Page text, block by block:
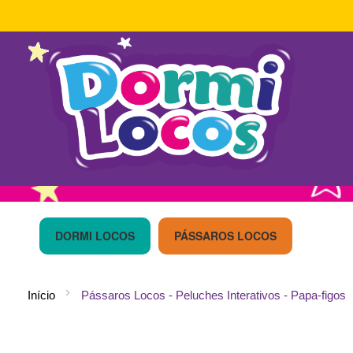
Ir
Conteúdo
DORMI LOCOS PÁSSAROS LOCOS
Início Pássaros Locos - Peluches Interativos - Papa-figos